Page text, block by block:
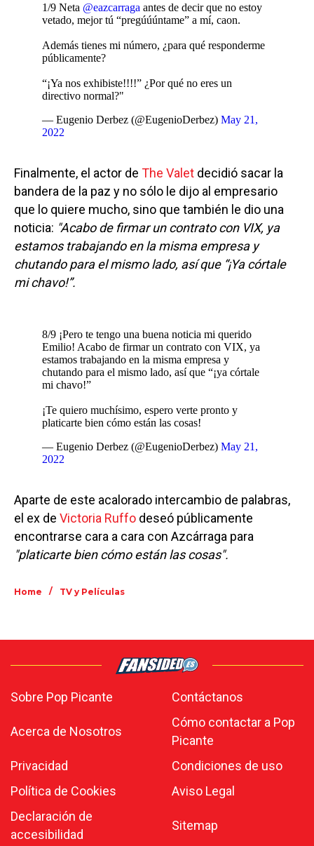
1/9 Neta @eazcarraga antes de decir que no estoy
vetado, mejor tú “pregúúúntame” a mí, caon.
Además tienes mi número, ¿para qué responderme
públicamente?
“¡Ya nos exhibiste!!!!” ¿Por qué no eres un
directivo normal?"
— Eugenio Derbez (@EugenioDerbez) May 21,
2022
Finalmente, el actor de The Valet decidió sacar la
bandera de la paz y no sólo le dijo al empresario
que lo quiere mucho, sino que también le dio una
noticia: "Acabo de firmar un contrato con VIX, ya
estamos trabajando en la misma empresa y
chutando para el mismo lado, así que “¡Ya córtale
mi chavo!”.
8/9 ¡Pero te tengo una buena noticia mi querido
Emilio! Acabo de firmar un contrato con VIX, ya
estamos trabajando en la misma empresa y
chutando para el mismo lado, así que “¡ya córtale
mi chavo!”
¡Te quiero muchísimo, espero verte pronto y
platicarte bien cómo están las cosas!
— Eugenio Derbez (@EugenioDerbez) May 21,
2022
Aparte de este acalorado intercambio de palabras,
el ex de Victoria Ruffo deseó públicamente
encontrarse cara a cara con Azcárraga para
"platicarte bien cómo están las cosas".
Home / TV y Películas
Sobre Pop Picante Contáctanos
Acerca de Nosotros
Cómo contactar a Pop
Picante
Privacidad
Condiciones de uso
Política de Cookies
Aviso Legal
Declaración de
accesibilidad
Sitemap